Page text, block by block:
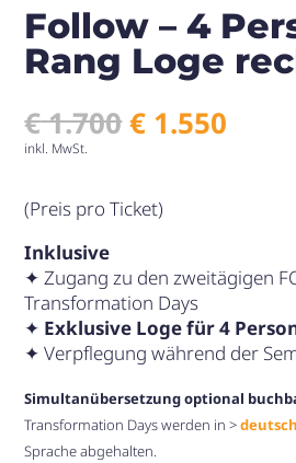
Follow – 4
Rang Loge
€1.700Preis
€ 1.700
€1.550
inkl. MwSt.
(Preis pro Ticket)
Inklusive
✦ Zugang zu den zweitägigen
Transformation Days
✦Exklusive Loge für 4
✦ Verpflegung während der
Simultanübersetzung optional
Transformation Days werden in >
Sprache abgehalten.